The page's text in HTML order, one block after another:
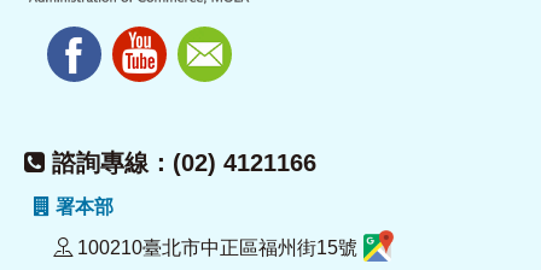
諮詢專線：(02) 4121166
署本部
100210臺北市中正區福州街15號